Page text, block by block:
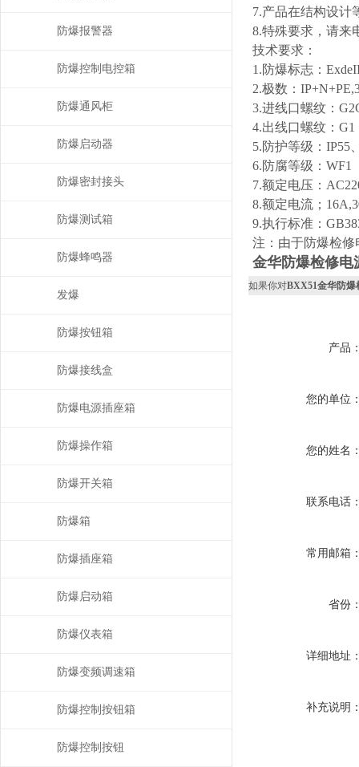
7.产品在结构设计
8.特殊要求，请来
技术要求：
1.防爆标志：
2.极数：
3.进线口螺纹：
4.出线口螺纹：G1
5.防护等级：IP55
6.防腐等级：WF1
7.额定电压：
8.额定电流；
9.执行标准：
注：由于防爆检
金华防爆检修电
如果你对BXX51金华防爆
产品
您的单位
您的姓名
联系电话
常用邮箱
省份
详细地址
补充说明
防爆报警器
防爆控制电控箱
防爆通风柜
防爆启动器
防爆密封接头
防爆测试箱
防爆蜂鸣器
发爆
防爆按钮箱
防爆接线盒
防爆电源插座箱
防爆操作箱
防爆开关箱
防爆箱
防爆插座箱
防爆启动箱
防爆仪表箱
防爆变频调速箱
防爆控制按钮箱
防爆控制按钮